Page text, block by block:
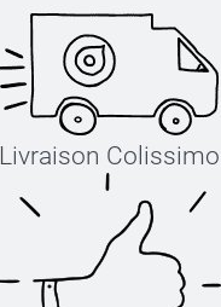
Livraison Colissimo